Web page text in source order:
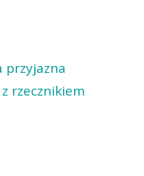
przyjazna
rzecznikiem